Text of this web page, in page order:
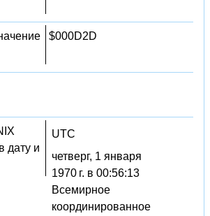
$000D2D
дату и
UTC
четверг, 1 января
1970 г. в 00:56:13
Всемирное
координированное